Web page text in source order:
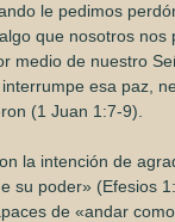
le pedimos
que nosotros nos
medio de nuestro
esa paz,
(1 Juan 1:7-9).
la intención de
su poder» (Efesios
de «andar